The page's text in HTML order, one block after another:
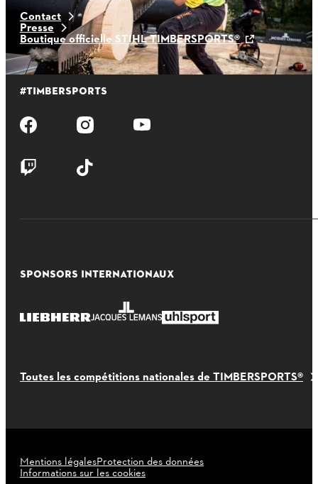
Contact
Presse
Boutique officielle STIHL TIMBERSPORTS®
#TIMBERSPORTS
SPONSORS INTERNATIONAUX
Toutes les compétitions nationales de TIMBERSPORTS®
Mentions légalesProtection des données
Informations sur les cookies